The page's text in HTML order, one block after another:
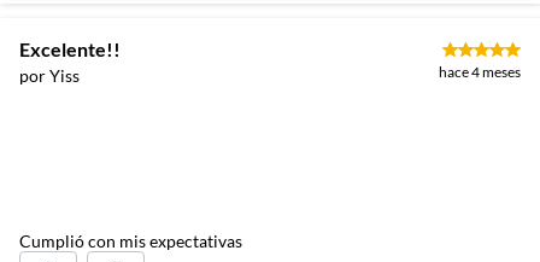
Excelente!!
por Yiss hace 4 meses
Cumplió con mis expectativas